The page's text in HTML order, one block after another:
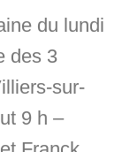
du lundi
des 3
sur-
9 h –